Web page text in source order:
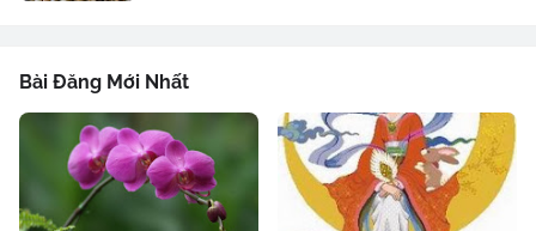
Bài Đăng Mới Nhất